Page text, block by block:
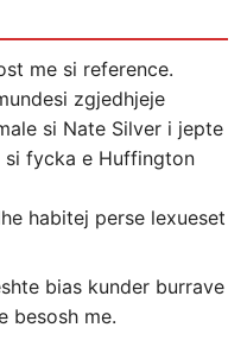
me si reference.
zgjedhjeje
si Nate Silver i jepte
fycka e Huffington
habitej perse lexueset
bias kunder burrave
besosh me.